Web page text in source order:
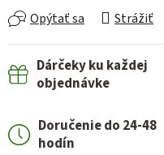
Opýtať sa Strážiť
Dárčeky ku každej
objednávke
Doručenie do 24-48
hodín